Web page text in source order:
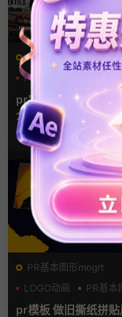
PR基本图形mogrt
PR基本图形
PR字
人物介绍
pr字幕模板 9组胶带
介绍角标动画PR模版
18小时前
PR基本图形mogrt
LOGO动画
PR基本
复古风
pr模板 做旧撕纸拼